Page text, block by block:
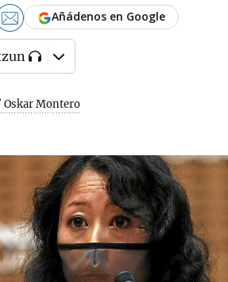
Oskar Montero
Añádenos en Google